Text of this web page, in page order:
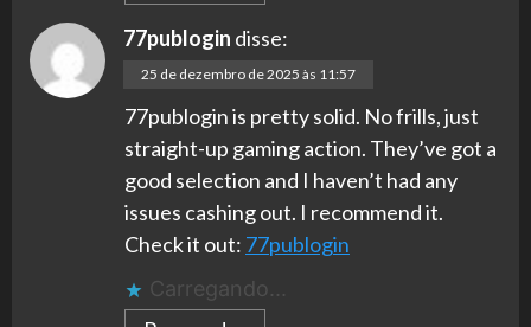
77publogin disse:
25 de dezembro de 2025 às 11:57
77publogin is pretty solid. No frills, just
straight-up gaming action. They’ve got a
good selection and I haven’t had any
issues cashing out. I recommend it.
Check it out: 77publogin
Carregando...